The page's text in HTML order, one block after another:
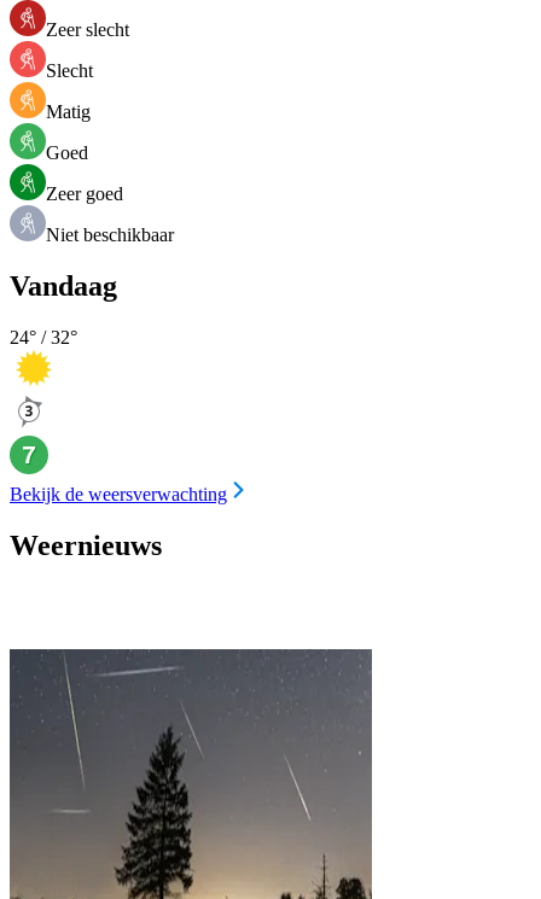
Zeer slecht
Slecht
Matig
Goed
Zeer goed
Niet beschikbaar
Vandaag
24° /32°
Bekijk de weersverwachting
Weernieuws